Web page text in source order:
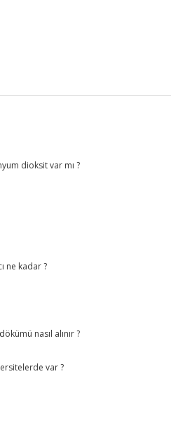
dioksit var mı ?
ne kadar ?
nasıl alınır ?
var ?